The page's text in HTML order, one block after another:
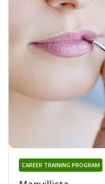
CAREER TRAINING PROGRAM